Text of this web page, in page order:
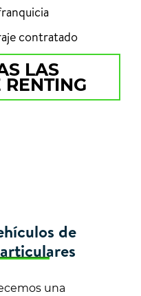
contratado
LAS
RENTING
de
una